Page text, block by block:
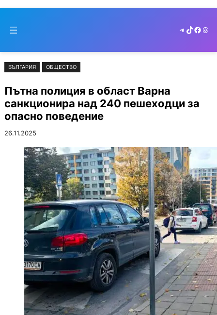
съдържанието
to
Telegram
TikTok
БЪЛГАРИЯ ОБЩЕСТВО
Пътна полиция в област Варна
санкционира над 240 пешеходци за
опасно поведение
26.11.2025